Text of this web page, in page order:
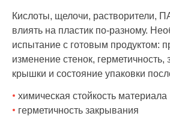
Кислоты, щелочи, растворители,
влиять на пластик по-разному.
испытание с готовым продуктом:
изменение стенок, герметичность,
крышки и состояние упаковки
химическая стойкость материала
герметичность закрывания